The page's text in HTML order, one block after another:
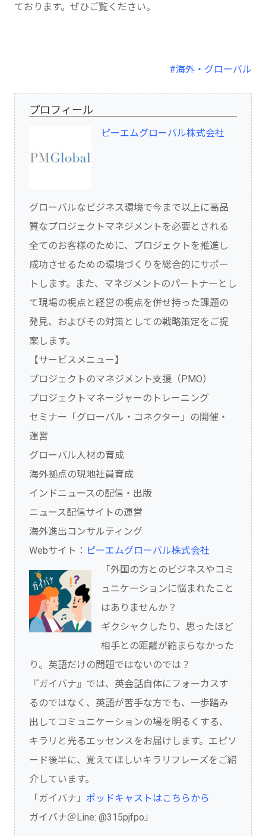
ております。ぜひご覧ください。
#海外・グローバル
プロフィール
ピーエムグローバル株式会社
グローバルなビジネス環境で今まで以上に高品
質なプロジェクトマネジメントを必要とされる
全てのお客様のために、プロジェクトを推進し
成功させるための環境づくりを総合的にサポー
トします。また、マネジメントのパートナーとし
て現場の視点と経営の視点を併せ持った課題の
発見、およびその対策としての戦略策定をご提
案します。
【サービスメニュー】
プロジェクトのマネジメント支援（PMO）
プロジェクトマネージャーのトレーニング
セミナー「グローバル・コネクター」の開催・
運営
グローバル人材の育成
海外拠点の現地社員育成
インドニュースの配信・出版
ニュース配信サイトの運営
海外進出コンサルティング
Webサイト： ピーエムグローバル株式会社
「外国の方とのビジネスやコミ
ュニケーションに悩まれたこと
はありませんか？
ギクシャクしたり、思ったほど
相手との距離が縮まらなかった
り。英語だけの問題ではないのでは？
『ガイバナ』では、英会話自体にフォーカスす
るのではなく、英語が苦手な方でも、一歩踏み
出してコミュニケーションの場を明るくする、
キラリと光るエッセンスをお届けします。エピソ
ード後半に、覚えてほしいキラリフレーズをご紹
介しています。
「ガイバナ」 ポッドキャストはこちらから
ガイバナ＠Line: @315pjfpo」